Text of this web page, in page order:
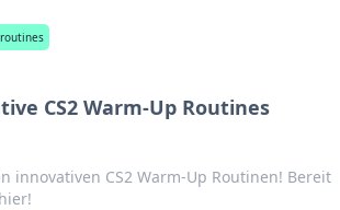
CS2 Warm-Up Routines
innovativen CS2 Warm-Up Routinen! Bereit